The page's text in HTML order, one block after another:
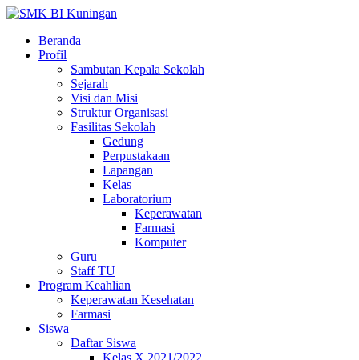
Beranda
Profil
Sambutan Kepala Sekolah
Sejarah
Visi dan Misi
Struktur Organisasi
Fasilitas Sekolah
Gedung
Perpustakaan
Lapangan
Kelas
Laboratorium
Keperawatan
Farmasi
Komputer
Guru
Staff TU
Program Keahlian
Keperawatan Kesehatan
Farmasi
Siswa
Daftar Siswa
Kelas X 2021/2022